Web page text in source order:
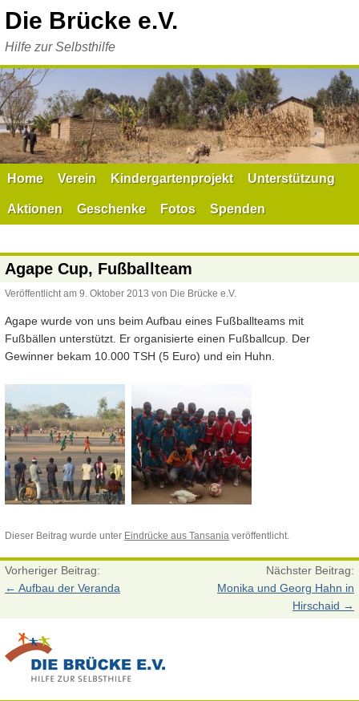
Inhalt
Die Brücke e.V.
Hilfe zur Selbsthilfe
Home Verein Kindergartenprojekt Unterstützung
Aktionen Geschenke Fotos Spenden
Agape Cup, Fußballteam
Veröffentlicht am 9. Oktober 2013 von Die Brücke e.V.
Agape wurde von uns beim Aufbau eines Fußballteams mit
Fußbällen unterstützt. Er organisierte einen Fußballcup. Der
Gewinner bekam 10.000 TSH (5 Euro) und ein Huhn.
Dieser Beitrag wurde unter Eindrücke aus Tansania veröffentlicht.
Vorheriger Beitrag:
← Aufbau der Veranda
Nächster Beitrag:
Monika und Georg Hahn in
Hirschaid →